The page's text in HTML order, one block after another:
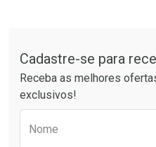
Cadastre-se para
Receba as melhores
exclusivos!
Nome